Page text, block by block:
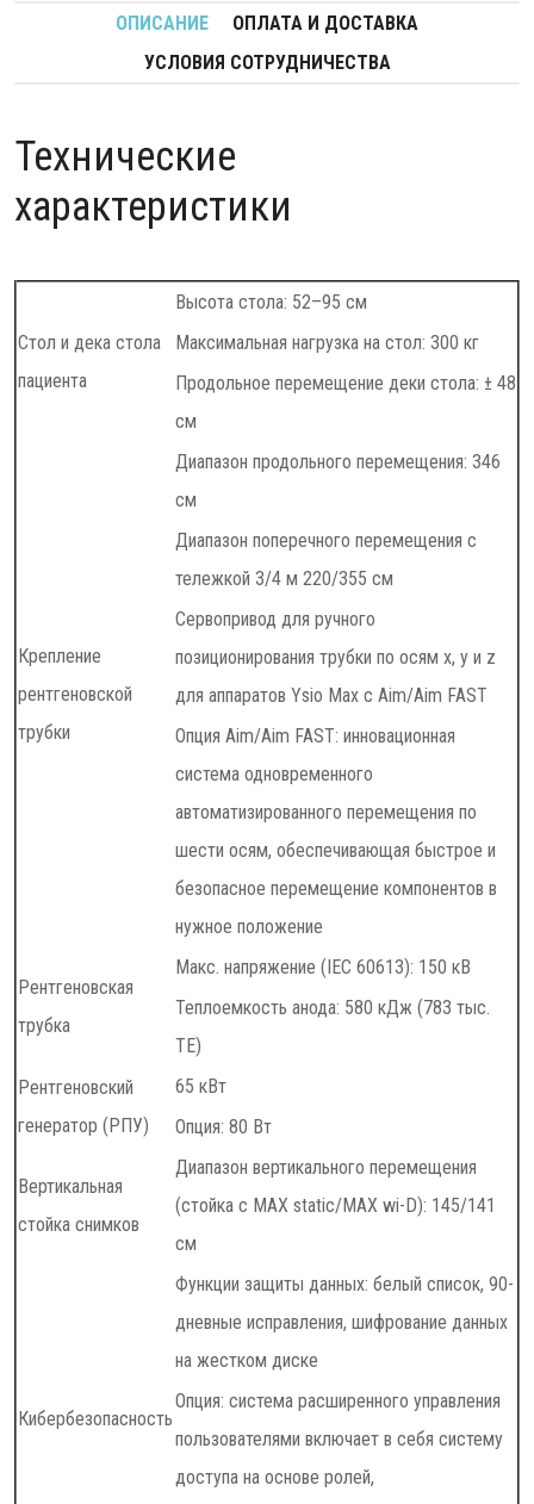
ОПИСАНИЕ
ОПЛАТА И ДОСТАВКА
УСЛОВИЯ СОТРУДНИЧЕСТВА
Технические
характеристики
Стол и дека стола
пациента
Высота стола: 52–95 см
Максимальная нагрузка на стол: 300 кг
Продольное перемещение деки стола: ± 48
см
Крепление
рентгеновской
трубки
Диапазон продольного перемещения: 346
см
Диапазон поперечного перемещения с
тележкой 3/4 м 220/355 см
Сервопривод для ручного
позиционирования трубки по осям x, y и z
для аппаратов Ysio Max с Aim/Aim FAST
Опция Aim/Aim FAST: инновационная
система одновременного
автоматизированного перемещения по
шести осям, обеспечивающая быстрое и
безопасное перемещение компонентов в
нужное положение
Рентгеновская
трубка
Макс. напряжение (IEC 60613): 150 кВ
Теплоемкость анода: 580 кДж (783 тыс.
ТЕ)
Рентгеновский
генератор (РПУ)
65 кВт
Опция: 80 Вт
Вертикальная
стойка снимков
Диапазон вертикального перемещения
(стойка с MAX static/MAX wi-D): 145/141
см
Кибербезопасность
Функции защиты данных: белый список, 90-
дневные исправления, шифрование данных
на жестком диске
Опция: система расширенного управления
пользователями включает в себя систему
доступа на основе ролей,